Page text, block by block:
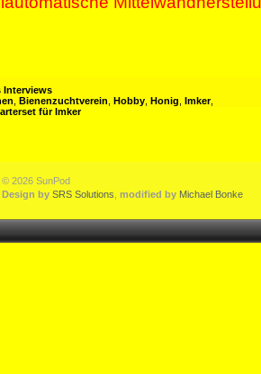
Interviews
Bienenzuchtverein Hobby Honig Imker,
für Imker
© 2026 SunPod
Design by SRS Solutions modified by Michael Bonke